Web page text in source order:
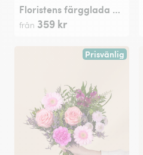
Floristens färgglada bukett
från 359 kr
Prisvänlig